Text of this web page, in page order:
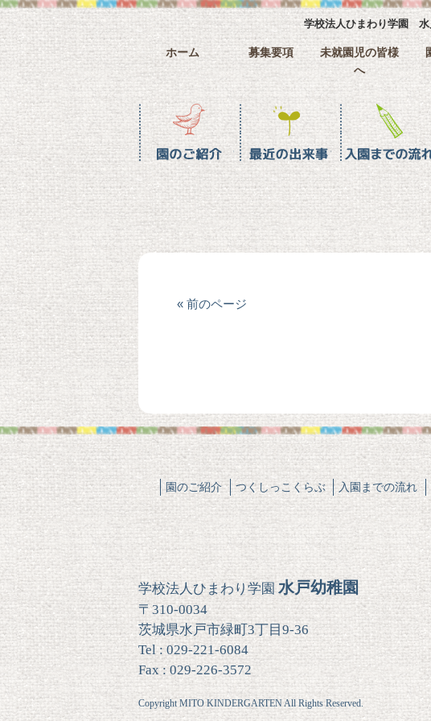
学校法人ひまわり学園 水
ホーム 募集要項
未就園児の皆様
へ
園のご紹介 最近の水戸幼稚園 入園までの流れホーム
« 前のページ
園のご紹介 つくしっこくらぶ 入園までの流れ
学校法人ひまわり学園 水戸幼稚園
〒310-0034
茨城県水戸市緑町3丁目9-36
Tel : 029-221-6084
Fax : 029-226-3572
Copyright MITO KINDERGARTEN All Rights Reserved.